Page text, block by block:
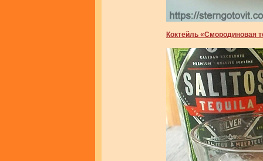
Коктейль «Смородиновая